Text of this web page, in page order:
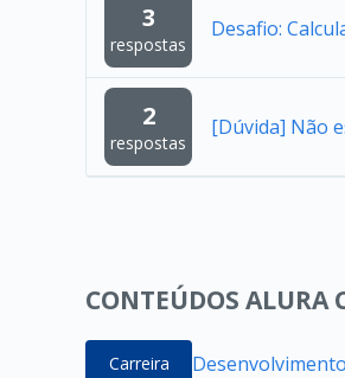
3
respostas
Desafio:
2
respostas
[Dúvida] Não
CONTEÚDOS ALURA
Carreira